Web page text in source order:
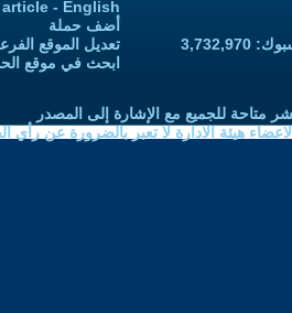
- English
أضف حملة
تعديل الموقع
ابحث في موقع
متاحة للجميع مع الإشارة إلى المصدر
هيئة الادارة لا تعبر بالضرورة عن رأي